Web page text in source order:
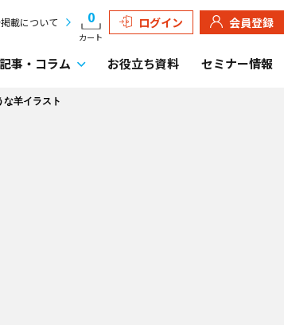
載について 0
カート
ログイン 会員登録
記事・ コラム お役立ち資料 セミナー情報
羊イラスト